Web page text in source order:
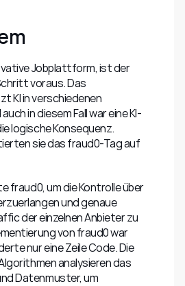
Jobplattform, ist der
voraus. Das
KI in verschiedenen
in diesem Fall war eine KI-
logische Konsequenz.
sie das fraud0-Tag auf
fraud0, um die Kontrolle über
und genaue
der einzelnen Anbieter zu
von fraud0 war
nur eine Zeile Code. Die
analysieren das
Datenmuster, um